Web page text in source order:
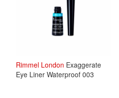
Rimmel London Exaggerate
Eye Liner Waterproof 003